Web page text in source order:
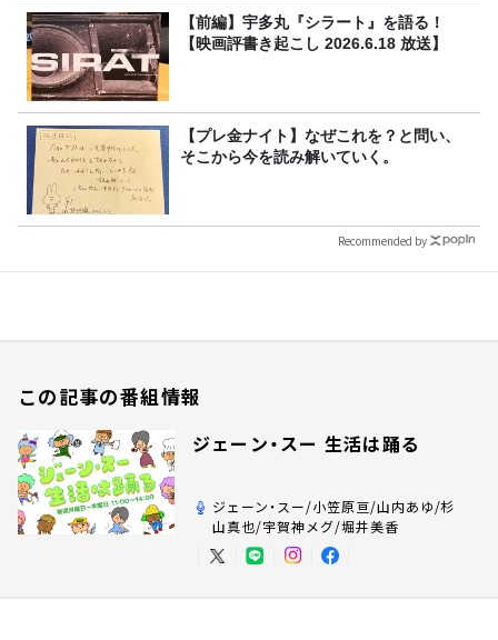
【前編】宇多丸『シラート』を語る！
【映画評書き起こし 2026.6.18 放送】
【プレ金ナイト】なぜこれを？と問い、
そこから今を読み解いていく。
Recommended by
この記事の番組情報
ジェーン・スー 生活は踊る
ジェーン・スー/小笠原亘/山内あゆ/杉
山真也/宇賀神メグ/堀井美香